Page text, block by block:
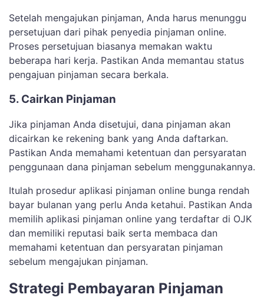
Setelah mengajukan pinjaman, Anda harus menunggu
persetujuan dari pihak penyedia pinjaman online.
Proses persetujuan biasanya memakan waktu
beberapa hari kerja. Pastikan Anda memantau status
pengajuan pinjaman secara berkala.
5. Cairkan Pinjaman
Jika pinjaman Anda disetujui, dana pinjaman akan
dicairkan ke rekening bank yang Anda daftarkan.
Pastikan Anda memahami ketentuan dan persyaratan
penggunaan dana pinjaman sebelum menggunakannya.
Itulah prosedur aplikasi pinjaman online bunga rendah
bayar bulanan yang perlu Anda ketahui. Pastikan Anda
memilih aplikasi pinjaman online yang terdaftar di OJK
dan memiliki reputasi baik serta membaca dan
memahami ketentuan dan persyaratan pinjaman
sebelum mengajukan pinjaman.
Strategi Pembayaran Pinjaman